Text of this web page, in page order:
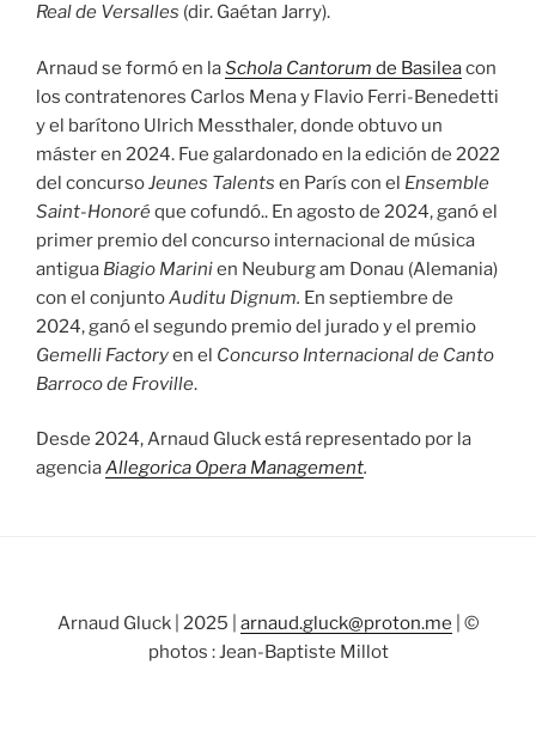
Real de Versalles (dir. Gaétan Jarry).
Arnaud se formó en laSchola Cantorum de Basileacon
los contratenores Carlos Mena y Flavio Ferri-Benedetti
y el barítono Ulrich Messthaler, donde obtuvo un
máster en 2024. Fue galardonado en la edición de 2022
del concursoJeunes Talents en París con el Ensemble
Saint-Honoréque cofundó.. En agosto de 2024, ganó el
primer premio del concurso internacional de música
antigua Biagio Marinien Neuburg am Donau (Alemania)
con el conjuntoAuditu Dignum. En septiembre de
2024, ganó el segundo premio del jurado y el premio
Gemelli Factoryen el Concurso Internacional de Canto
Barroco de Froville.
Desde 2024, Arnaud Gluck está representado por la
agenciaAllegorica Opera Management.
Arnaud Gluck | 2025 | arnaud.gluck@proton.me | ©
photos : Jean-Baptiste Millot